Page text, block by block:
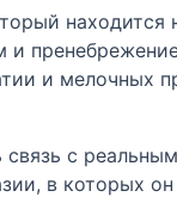
и мелочных
с
в которых